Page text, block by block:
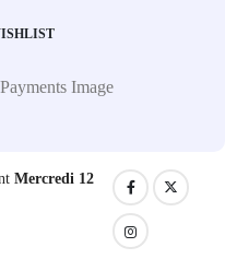
Mercredi 12